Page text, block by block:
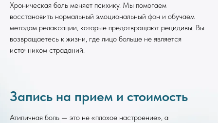
Хроническая боль меняет психику. Мы помогаем
восстановить нормальный эмоциональный фон и обучаем
методам релаксации, которые предотвращают рецидивы. Вы
возвращаетесь к жизни, где лицо больше не является
источником страданий.
Запись на прием и стоимость
Атипичная боль — это не «плохое настроение», а